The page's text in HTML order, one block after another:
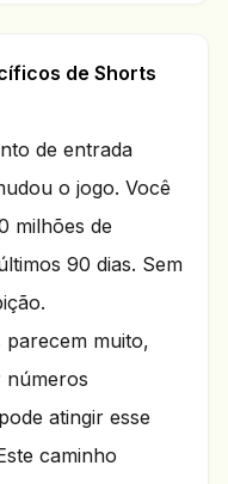
de Shorts
de entrada
o jogo. Você
milhões de
90 dias. Sem
parecem muito,
números
atingir esse
caminho